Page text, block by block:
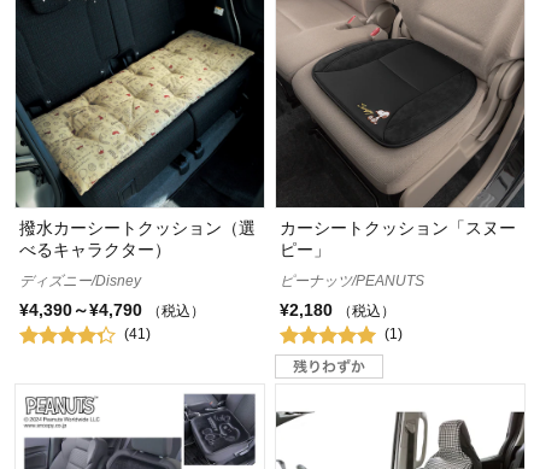
撥水カーシートクッション（選
べるキャラクター）
ディズニー/Disney
¥4,390～¥4,790
（税込）
(41)
カーシートクッション「スヌー
ピー」
ピーナッツ/PEANUTS
¥2,180
（税込）
(1)